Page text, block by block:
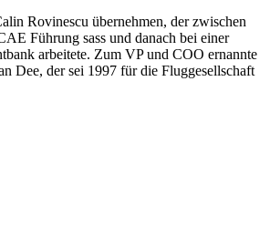
Rovinescu übernehmen, der zwischen
Führung sass und danach bei einer
arbeitete. Zum VP und COO ernannte
Dee, der sei 1997 für die Fluggesellschaft